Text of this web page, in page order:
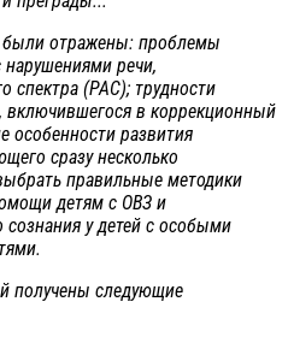
были отражены: проблемы
нарушениями речи,
спектра (РАС); трудности
включившегося в коррекционный
особенности развития
сразу несколько
правильные методики
детям с ОВЗ и
у детей с особыми
получены следующие